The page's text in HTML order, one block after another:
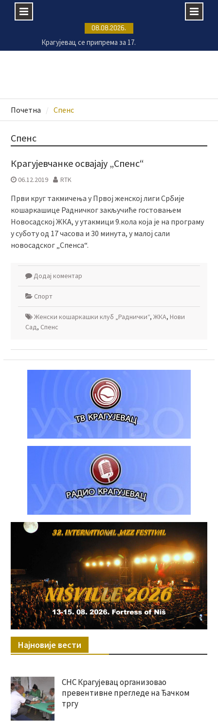
content
08.08.2026.
Крагујевац се припрема за 17.
Великогоспојинске свечаности
Раднички против Земуна без публике на „Чика
прегледе на Ђачком тргу
Почетна Спенс
Спенс
Крагујевчанке освајају „Спенс“
06.12.2019 RTK
Први круг такмичења у Првој женској лиги Србије
кошаркашице Радничког закључиће гостовањем
Новосадској ЖКА, у утакмици 9.кола која је на програму
у суботу од 17 часова и 30 минута, у малој сали
новосадског „Спенса“.
Додај коментар
Спорт
Женски кошаркашки клуб „Раднички“, ЖКА, Нови
Сад, Спенс
Најновије вести
СНС Крагујевац организовао
превентивне прегледе на Ђачком
тргу